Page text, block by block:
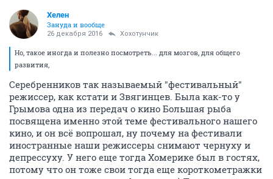
Хелен
Зануда и вообще
26 декабря 2016 Хохотунчик
Но, такое иногда и полезно посмотреть... для мозгов, для общего
развития,
Серебренников так называемый "фестивальный"
режиссер, как кстати и Звягинцев. Была как-то у
Грымова одна из передач о кино Большая рыба
посвящена именно этой теме фестивального нашего
кино, и он всё вопрошал, ну почему на фестивали
иностранные наши режиссеры снимают чернуху и
депрессуху. У него еще тогда Хомерике был в гостях,
потому что он тоже свои тогда еще короткометражки